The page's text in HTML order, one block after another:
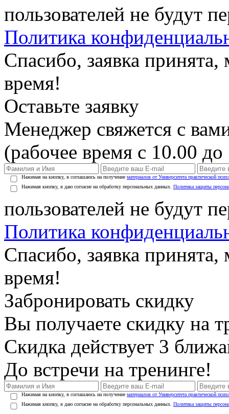
пользователей не будут
Политика
Спасибо, заявка
время!
Оставьте заявку
Менеджер свяжется с
(рабочее время с 10.00
Нажимая на кнопку, я соглашаюсь на получение материалов от Университета практической
Нажимая кнопку, я даю согласие на обработку персональных данных. Политика защиты
пользователей не будут
Политика
Спасибо, заявка
время!
Забронировать скидку
Вы получаете скидку на
Скидка действует 3
До встречи на тренинге!
Нажимая на кнопку, я соглашаюсь на получение материалов от Университета практической
Нажимая кнопку, я даю согласие на обработку персональных данных. Политика защиты